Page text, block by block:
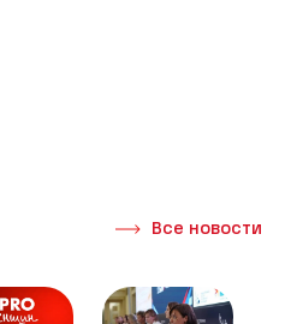
Все новости